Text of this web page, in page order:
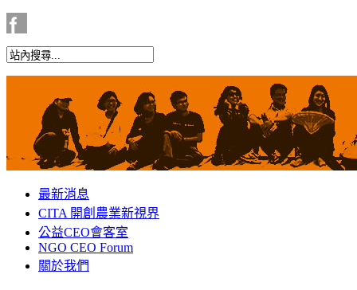
最新消息
CITA 開創農業新視界
公益CEO會客室
NGO CEO Forum
關於我們